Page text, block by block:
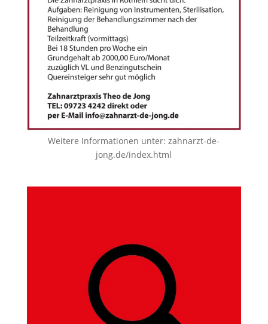
Weitere Informationen unter:zahnarzt-de-
jong.de/index.html